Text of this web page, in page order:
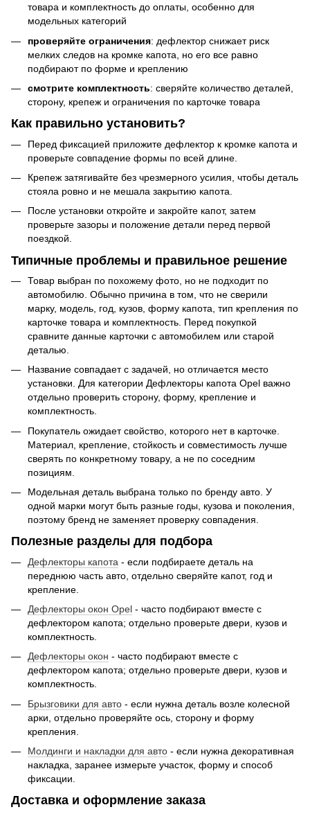
товара и комплектность до оплаты, особенно для
модельных категорий
проверяйте ограничения: дефлектор снижает риск
мелких следов на кромке капота, но его все равно
подбирают по форме и креплению
смотрите комплектность: сверяйте количество деталей,
сторону, крепеж и ограничения по карточке товара
Как правильно установить?
Перед фиксацией приложите дефлектор к кромке капота и
проверьте совпадение формы по всей длине.
Крепеж затягивайте без чрезмерного усилия, чтобы деталь
стояла ровно и не мешала закрытию капота.
После установки откройте и закройте капот, затем
проверьте зазоры и положение детали перед первой
поездкой.
Типичные проблемы и правильное решение
Товар выбран по похожему фото, но не подходит по
автомобилю. Обычно причина в том, что не сверили
марку, модель, год, кузов, форму капота, тип крепления по
карточке товара и комплектность. Перед покупкой
сравните данные карточки с автомобилем или старой
деталью.
Название совпадает с задачей, но отличается место
установки. Для категории Дефлекторы капота Opel важно
отдельно проверить сторону, форму, крепление и
комплектность.
Покупатель ожидает свойство, которого нет в карточке.
Материал, крепление, стойкость и совместимость лучше
сверять по конкретному товару, а не по соседним
позициям.
Модельная деталь выбрана только по бренду авто. У
одной марки могут быть разные годы, кузова и поколения,
поэтому бренд не заменяет проверку совпадения.
Полезные разделы для подбора
Дефлекторы капота - если подбираете деталь на
переднюю часть авто, отдельно сверяйте капот, год и
крепление.
Дефлекторы окон Opel - часто подбирают вместе с
дефлектором капота; отдельно проверьте двери, кузов и
комплектность.
Дефлекторы окон - часто подбирают вместе с
дефлектором капота; отдельно проверьте двери, кузов и
комплектность.
Брызговики для авто - если нужна деталь возле колесной
арки, отдельно проверяйте ось, сторону и форму
крепления.
Молдинги и накладки для авто - если нужна декоративная
накладка, заранее измерьте участок, форму и способ
фиксации.
Доставка и оформление заказа